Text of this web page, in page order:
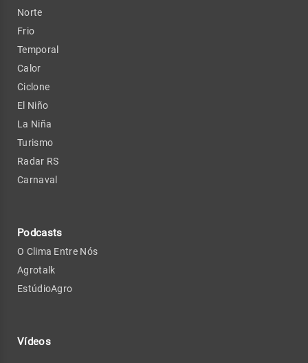
Norte
Frio
Temporal
Calor
Ciclone
El Niño
La Niña
Turismo
Radar RS
Carnaval
Podcasts
O Clima Entre Nós
Agrotalk
EstúdioAgro
Vídeos